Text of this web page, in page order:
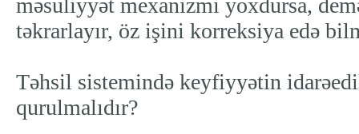
məsuliyyət mexanizmi yoxdursa,
təkrarlayır, öz işini korreksiya edə
Təhsil sistemində keyfiyyətin
qurulmalıdır?